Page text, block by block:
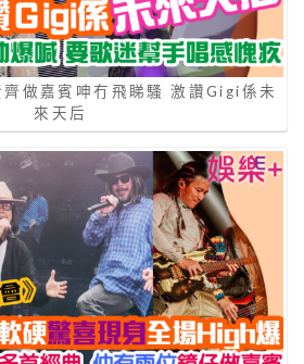
做嘉賓呻冇飛睇騷 激讚Gigi係未
來天后